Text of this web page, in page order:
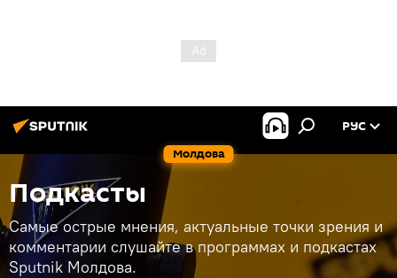
Молдова
РУС
Подкасты
Самые острые мнения, актуальные точки зрения и
комментарии слушайте в программах и подкастах
Sputnik Молдова.